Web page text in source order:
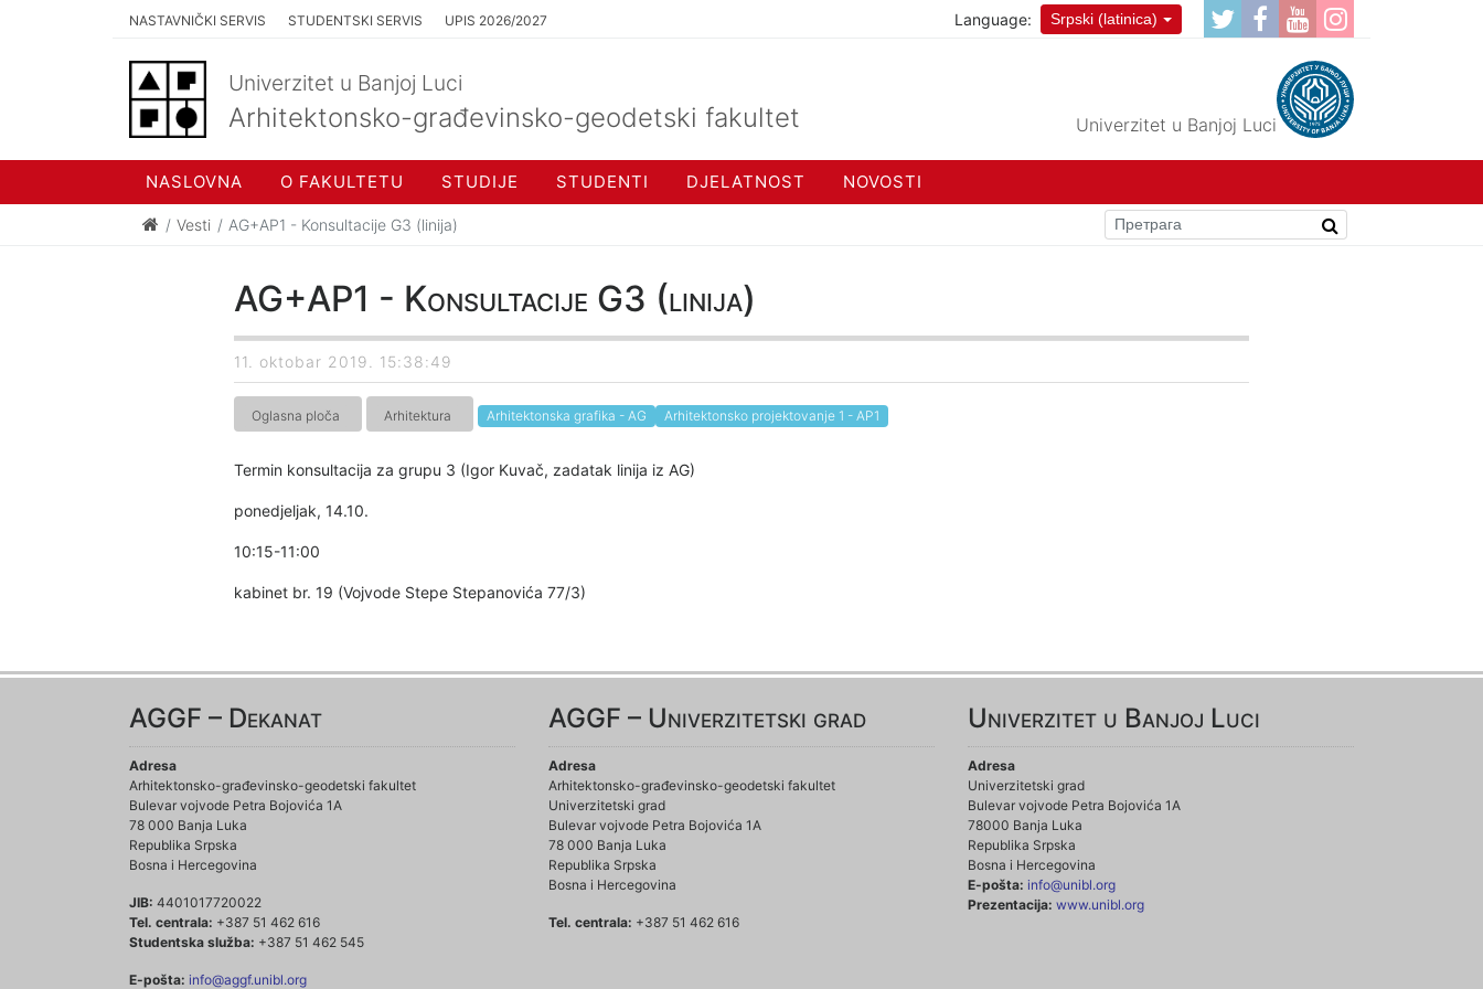
NASTAVNIČKI SERVIS STUDENTSKI SERVIS UPIS 2026/2027 Language: Srpski (latinica)
Univerzitet u Banjoj Luci
Arhitektonsko-građevinsko-geodetski fakultet Univerzitet u Banjoj Luci
NASLOVNA O FAKULTETU STUDIJE STUDENTI DJELATNOST NOVOSTI
Vesti AG+AP1 - Konsultacije G3 (linija)
AG+AP1 - Konsultacije G3 (linija)
11. oktobar 2019. 15:38:49
Oglasna ploča Arhitektura Arhitektonska grafika - AG Arhitektonsko projektovanje 1 - AP1
Termin konsultacija za grupu 3 (Igor Kuvač, zadatak linija iz AG)
ponedjeljak, 14.10.
10:15-11:00
kabinet br. 19 (Vojvode Stepe Stepanovića 77/3)
AGGF – Dekanat
Adresa
Arhitektonsko-građevinsko-geodetski fakultet
Bulevar vojvode Petra Bojovića 1A
78 000 Banja Luka
Republika Srpska
Bosna i Hercegovina
JIB: 4401017720022
Tel. centrala: +387 51 462 616
Studentska služba: +387 51 462 545
E-pošta: info@aggf.unibl.org
AGGF – Univerzitetski grad
Adresa
Arhitektonsko-građevinsko-geodetski fakultet
Univerzitetski grad
Bulevar vojvode Petra Bojovića 1A
78 000 Banja Luka
Republika Srpska
Bosna i Hercegovina
Tel. centrala: +387 51 462 616
Univerzitet u Banjoj Luci
Adresa
Univerzitetski grad
Bulevar vojvode Petra Bojovića 1A
78000 Banja Luka
Republika Srpska
Bosna i Hercegovina
E-pošta: info@unibl.org
Prezentacija: www.unibl.org